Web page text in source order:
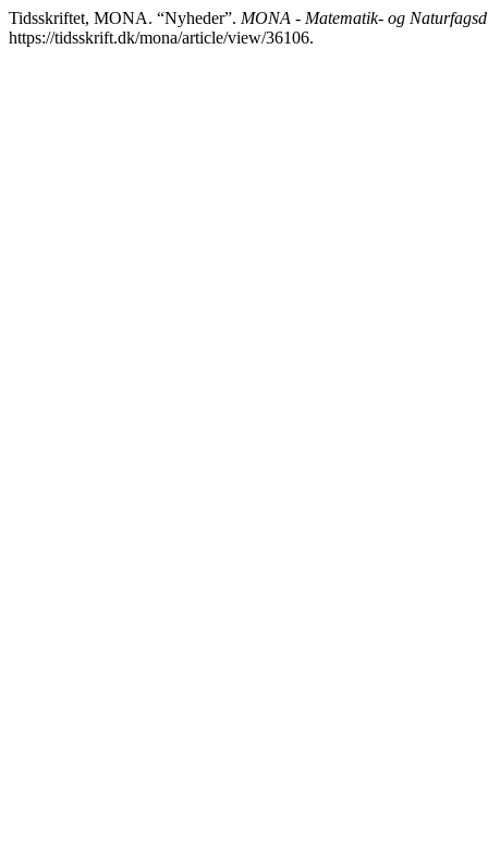
Tidsskriftet, MONA. “Nyheder”. MONA - Matematik- og
https://tidsskrift.dk/mona/article/view/36106.